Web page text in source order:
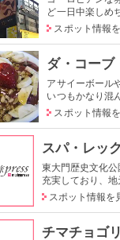
ど一日中楽しめ
スポット情報
ダ・コーブ
アサイーボール
いつもかなり混
スポット情報
スパ・レッ
東大門歴史文化
充実しており、地
スポット情報を
チマチョゴ